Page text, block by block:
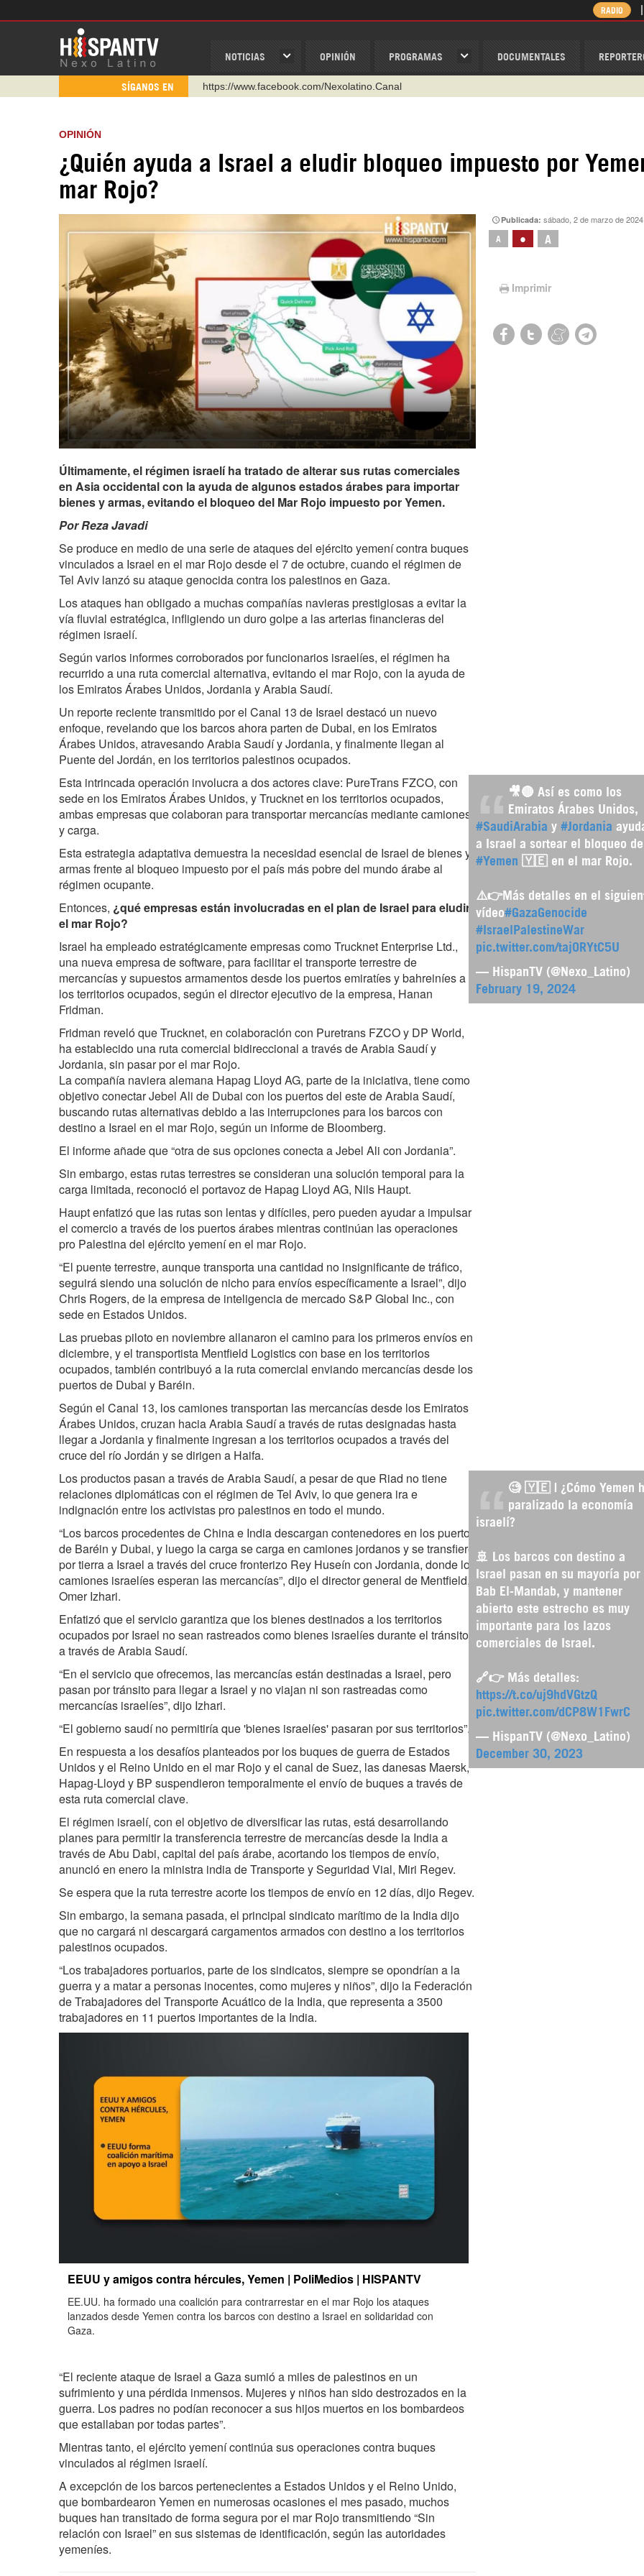
NOTICIAS OPINIÓN PROGRAMAS DOCUMENTALES
RADIO
SÍGANOS EN
https://www.facebook.com/Nexolatino.Canal
https://urmedium.com/c/hispantv
Instagram como: hispan_tv
OPINIÓN
¿Quién ayuda a Israel a eludir bloqueo impuesto por
mar Rojo?
Publicada:sábado, 2 de marzo de
A • A
Imprimir
Últimamente, el régimen israelí ha tratado de alterar sus rutas comerciales
en Asia occidental con la ayuda de algunos estados árabes para importar
bienes y armas, evitando el bloqueo del Mar Rojo impuesto por Yemen.
Por Reza Javadi
Se produce en medio de una serie de ataques del ejército yemení contra buques
vinculados a Israel en el mar Rojo desde el 7 de octubre, cuando el régimen de
Tel Aviv lanzó su ataque genocida contra los palestinos en Gaza.
Los ataques han obligado a muchas compañías navieras prestigiosas a evitar la
vía fluvial estratégica, infligiendo un duro golpe a las arterias financieras del
régimen israelí.
Según varios informes corroborados por funcionarios israelíes, el régimen ha
recurrido a una ruta comercial alternativa, evitando el mar Rojo, con la ayuda de
los Emiratos Árabes Unidos, Jordania y Arabia Saudí.
Un reporte reciente transmitido por el Canal 13 de Israel destacó un nuevo
enfoque, revelando que los barcos ahora parten de Dubai, en los Emiratos
Árabes Unidos, atravesando Arabia Saudí y Jordania, y finalmente llegan al
Puente del Jordán, en los territorios palestinos ocupados.
🎥🔴 Así es como los
Emiratos Árabes Unidos,
#SaudiArabia y #Jordania
a Israel a sortear el bloqueo de
#Yemen 🇾🇪 en el mar Rojo.
⚠️👉Más detalles en el
vídeo#GazaGenocide
#IsraelPalestineWar
pic.twitter.com/tajORYtC5U
— HispanTV (@Nexo_Latino)
February 19, 2024
Esta intrincada operación involucra a dos actores clave: PureTrans FZCO, con
sede en los Emiratos Árabes Unidos, y Trucknet en los territorios ocupados,
ambas empresas que colaboran para transportar mercancías mediante camiones
y carga.
Esta estrategia adaptativa demuestra la necesidad esencial de Israel de bienes y
armas frente al bloqueo impuesto por el país más pobre del mundo árabe al
régimen ocupante.
Entonces, ¿qué empresas están involucradas en el plan de Israel para eludir
el mar Rojo?
Israel ha empleado estratégicamente empresas como Trucknet Enterprise Ltd.,
una nueva empresa de software, para facilitar el transporte terrestre de
mercancías y supuestos armamentos desde los puertos emiratíes y bahreiníes a
los territorios ocupados, según el director ejecutivo de la empresa, Hanan
Fridman.
Fridman reveló que Trucknet, en colaboración con Puretrans FZCO y DP World,
ha establecido una ruta comercial bidireccional a través de Arabia Saudí y
Jordania, sin pasar por el mar Rojo.
La compañía naviera alemana Hapag Lloyd AG, parte de la iniciativa, tiene como
objetivo conectar Jebel Ali de Dubai con los puertos del este de Arabia Saudí,
buscando rutas alternativas debido a las interrupciones para los barcos con
destino a Israel en el mar Rojo, según un informe de Bloomberg.
El informe añade que “otra de sus opciones conecta a Jebel Ali con Jordania”.
Sin embargo, estas rutas terrestres se consideran una solución temporal para la
carga limitada, reconoció el portavoz de Hapag Lloyd AG, Nils Haupt.
Haupt enfatizó que las rutas son lentas y difíciles, pero pueden ayudar a impulsar
el comercio a través de los puertos árabes mientras continúan las operaciones
pro Palestina del ejército yemení en el mar Rojo.
“El puente terrestre, aunque transporta una cantidad no insignificante de tráfico,
seguirá siendo una solución de nicho para envíos específicamente a Israel”, dijo
Chris Rogers, de la empresa de inteligencia de mercado S&P Global Inc., con
sede en Estados Unidos.
Las pruebas piloto en noviembre allanaron el camino para los primeros envíos en
diciembre, y el transportista Mentfield Logistics con base en los territorios
ocupados, también contribuyó a la ruta comercial enviando mercancías desde los
puertos de Dubai y Baréin.
Según el Canal 13, los camiones transportan las mercancías desde los Emiratos
Árabes Unidos, cruzan hacia Arabia Saudí a través de rutas designadas hasta
llegar a Jordania y finalmente ingresan a los territorios ocupados a través del
cruce del río Jordán y se dirigen a Haifa.
🧐 🇾🇪 | ¿Cómo Yemen
paralizado la economía
israelí?
🚢 Los barcos con destino a
Israel pasan en su mayoría por
Bab El-Mandab, y mantener
abierto este estrecho es muy
importante para los lazos
comerciales de Israel.
🔗👉 Más detalles:
https://t.co/uj9hdVGtzQ
pic.twitter.com/dCP8W1FwrC
— HispanTV (@Nexo_Latino)
December 30, 2023
Los productos pasan a través de Arabia Saudí, a pesar de que Riad no tiene
relaciones diplomáticas con el régimen de Tel Aviv, lo que genera ira e
indignación entre los activistas pro palestinos en todo el mundo.
“Los barcos procedentes de China e India descargan contenedores en los puertos
de Baréin y Dubai, y luego la carga se carga en camiones jordanos y se transfiere
por tierra a Israel a través del cruce fronterizo Rey Huseín con Jordania, donde los
camiones israelíes esperan las mercancías”, dijo el director general de Mentfield,
Omer Izhari.
Enfatizó que el servicio garantiza que los bienes destinados a los territorios
ocupados por Israel no sean rastreados como bienes israelíes durante el tránsito
a través de Arabia Saudí.
“En el servicio que ofrecemos, las mercancías están destinadas a Israel, pero
pasan por tránsito para llegar a Israel y no viajan ni son rastreadas como
mercancías israelíes”, dijo Izhari.
“El gobierno saudí no permitiría que 'bienes israelíes' pasaran por sus territorios”.
En respuesta a los desafíos planteados por los buques de guerra de Estados
Unidos y el Reino Unido en el mar Rojo y el canal de Suez, las danesas Maersk,
Hapag-Lloyd y BP suspendieron temporalmente el envío de buques a través de
esta ruta comercial clave.
El régimen israelí, con el objetivo de diversificar las rutas, está desarrollando
planes para permitir la transferencia terrestre de mercancías desde la India a
través de Abu Dabi, capital del país árabe, acortando los tiempos de envío,
anunció en enero la ministra india de Transporte y Seguridad Vial, Miri Regev.
Se espera que la ruta terrestre acorte los tiempos de envío en 12 días, dijo Regev.
Sin embargo, la semana pasada, el principal sindicato marítimo de la India dijo
que no cargará ni descargará cargamentos armados con destino a los territorios
palestinos ocupados.
“Los trabajadores portuarios, parte de los sindicatos, siempre se opondrían a la
guerra y a matar a personas inocentes, como mujeres y niños”, dijo la Federación
de Trabajadores del Transporte Acuático de la India, que representa a 3500
trabajadores en 11 puertos importantes de la India.
EEUU y amigos contra hércules, Yemen | PoliMedios | HISPANTV
EE.UU. ha formado una coalición para contrarrestar en el mar Rojo los ataques
lanzados desde Yemen contra los barcos con destino a Israel en solidaridad con
Gaza.
“El reciente ataque de Israel a Gaza sumió a miles de palestinos en un
sufrimiento y una pérdida inmensos. Mujeres y niños han sido destrozados en la
guerra. Los padres no podían reconocer a sus hijos muertos en los bombardeos
que estallaban por todas partes”.
Mientras tanto, el ejército yemení continúa sus operaciones contra buques
vinculados al régimen israelí.
A excepción de los barcos pertenecientes a Estados Unidos y el Reino Unido,
que bombardearon Yemen en numerosas ocasiones el mes pasado, muchos
buques han transitado de forma segura por el mar Rojo transmitiendo “Sin
relación con Israel” en sus sistemas de identificación, según las autoridades
yemeníes.